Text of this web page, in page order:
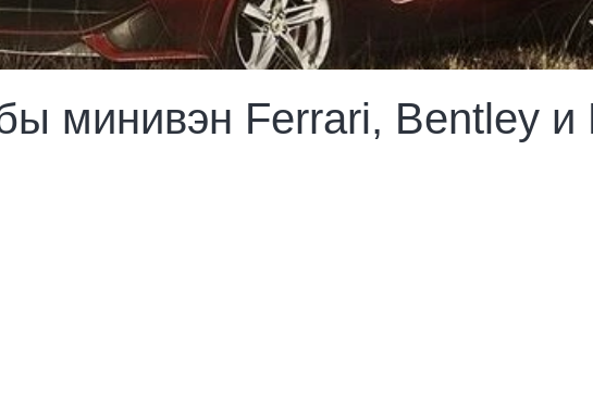
минивэн Ferrari, Bentley и